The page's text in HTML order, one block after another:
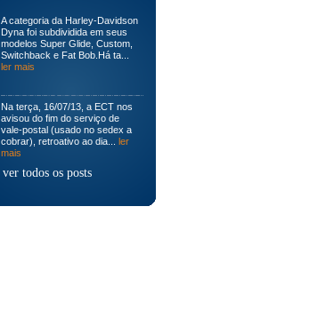
A categoria da Harley-Davidson
Dyna foi subdividida em seus
modelos Super Glide, Custom,
Switchback e Fat Bob.Há ta...
ler mais
Na terça, 16/07/13, a ECT nos
avisou do fim do serviço de
vale-postal (usado no sedex a
cobrar), retroativo ao dia... ler
mais
ver todos os posts